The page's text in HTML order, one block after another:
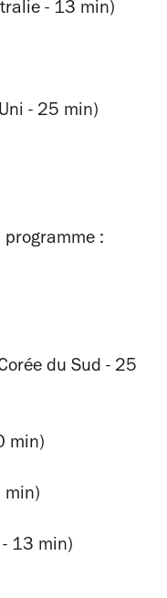
- 13 min)
- 25 min)
:
du Sud - 25
min)
min)
13 min)